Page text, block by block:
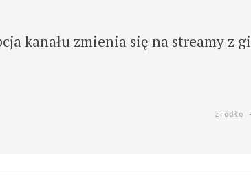
kanału zmienia się na streamy z
zródło